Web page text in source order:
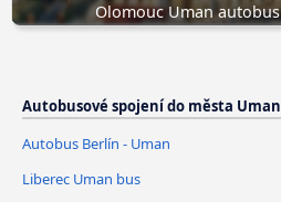
Olomouc Uman autobus
Autobusové spojení do města Uman
Autobus Berlín - Uman
Liberec Uman bus